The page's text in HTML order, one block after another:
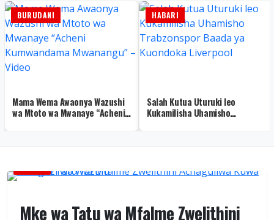
BURUDANI
Mama Wema Awaonya Wazushi
wa Mtoto wa Mwanaye “Acheni
HABARI
Salah Kutua Uturuki leo
Kukamilisha Uhamisho
Mke wa Tatu wa Mfalme Zwelithini